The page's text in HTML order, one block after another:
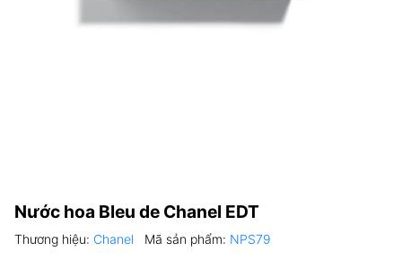
Nước hoa Bleu de Chanel EDT
Thương hiệu: Chanel Mã sản phẩm: NPS79